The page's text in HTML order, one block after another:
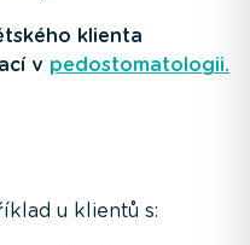
klienta
v pedostomatologii.
u klientů s: